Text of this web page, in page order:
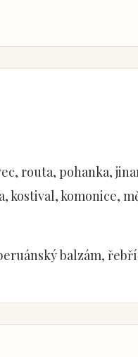
routa, pohanka,
kostival, komonice,
balzám,